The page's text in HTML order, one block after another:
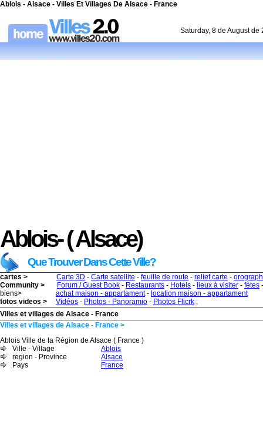
Ablois - Alsace - Villes Et Villages De Alsace - France
Saturday, 8 de August de
Ablois- ( Alsace)
Que Trouver Dans Cette Ville?
cartes > Carte 3D - Carte satellite - feuille de route - relief carte -
Community >
Forum / Guest Book - Restaurants - Hotels - lieux à visiter - fètes
biens>
achat maison - appartament- location maison - appartament
fotos videos >
Vidéos - Photos - Panoramio - Photos Flicrk ;
Villes et villages de Alsace - France
Villes et villages de Alsace - France >
Ablois Ville de la Région de Alsace ( France )
Ville - Village
Ablois
region - Province
Alsace
Pays
France